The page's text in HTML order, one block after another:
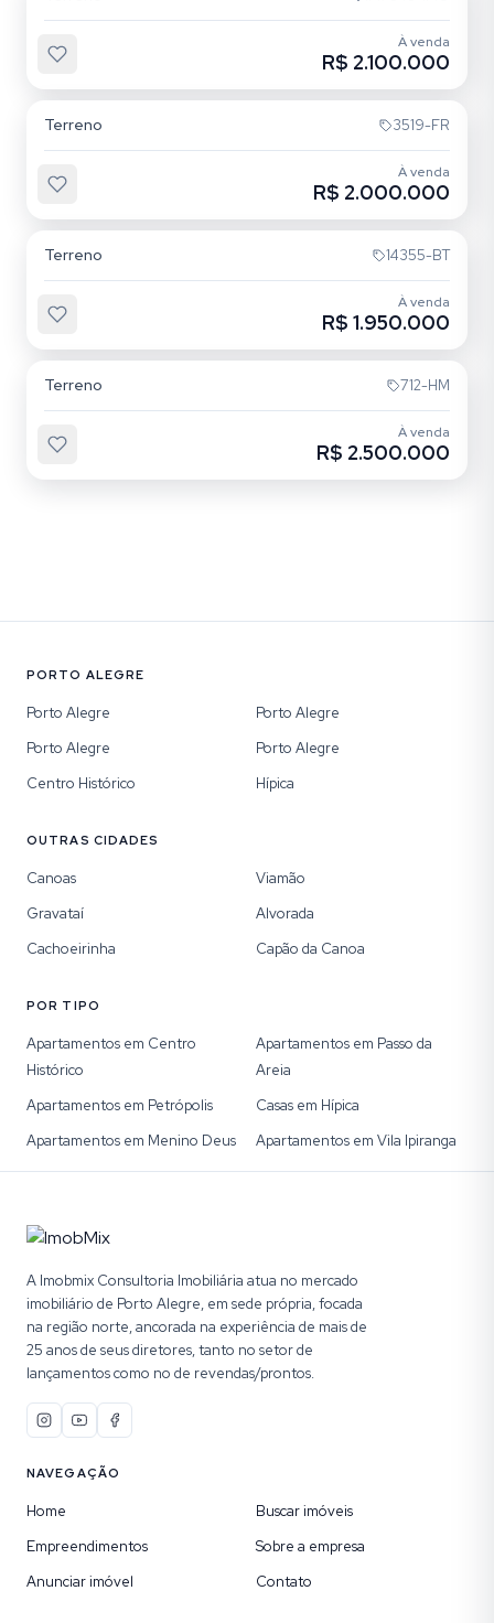
À venda
R$ 2.100.000
Terreno 3519-FR
À venda
R$ 2.000.000
Terreno 14355-BT
À venda
R$ 1.950.000
Terreno 712-HM
À venda
R$ 2.500.000
PORTO ALEGRE
Porto Alegre
Porto Alegre
Porto Alegre
Porto Alegre
Centro Histórico
Hípica
OUTRAS CIDADES
Canoas
Viamão
Gravataí
Alvorada
Cachoeirinha
Capão da Canoa
POR TIPO
Apartamentos em Centro
Histórico
Apartamentos em Passo da
Areia
Apartamentos em Petrópolis
Casas em Hípica
Apartamentos em Menino Deus
Apartamentos em Vila Ipiranga
A Imobmix Consultoria Imobiliária atua no mercado
imobiliário de Porto Alegre, em sede própria, focada
na região norte, ancorada na experiência de mais de
25 anos de seus diretores, tanto no setor de
lançamentos como no de revendas/prontos.
NAVEGAÇÃO
Home
Buscar imóveis
Empreendimentos
Sobre a empresa
Anunciar imóvel
Contato